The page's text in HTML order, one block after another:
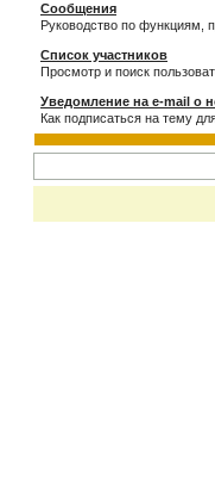
Сообщения
Руководство по функциям,
Список участников
Просмотр и поиск
Уведомление на e-mail о
Как подписаться на тему